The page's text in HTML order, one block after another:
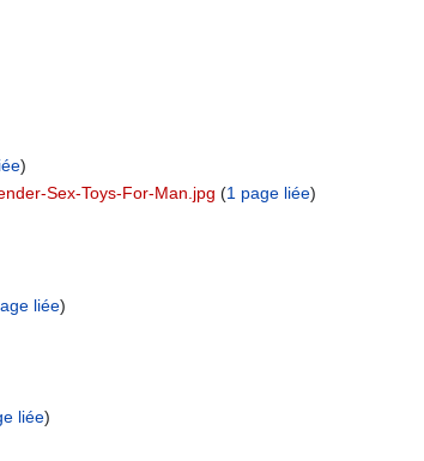
)
Sex-Toys-For-Man.jpg ‏‎ (1 page liée)
liée)
liée)